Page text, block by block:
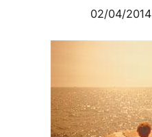
02/04/2014